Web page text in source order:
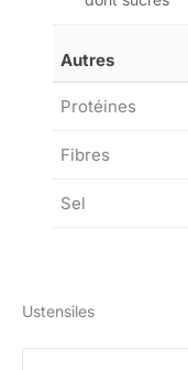
Autres
Protéines
Fibres
Sel
Ustensiles